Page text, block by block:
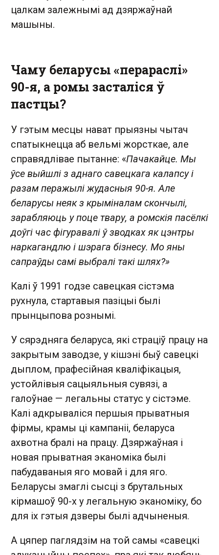
цалкам залежнымі ад дзяржаўнай
машыны.
Чаму беларусы «перараслі»
90-я, а ромы засталіся ў
пастцы?
У гэтым месцы нават прыязны чытач
спатыкнецца аб вельмі жорсткае, але
справядлівае пытанне: «Пачакайце. Мы
ўсе выйшлі з аднаго савецкага калапсу і
разам перажылі жудасныя 90-я. Але
беларусы неяк з крыміналам скончылі,
зарабляюць у поце твару, а ромскія пасёлкі
доўгі час фігуравалі ў зводках як цэнтры
наркагандлю і шэрага бізнесу. Мо яны
сапраўды самі выбралі такі шлях?»
Калі ў 1991 годзе савецкая сістэма
рухнула, стартавыя пазіцыі былі
прынцыпова рознымі.
У сярэдняга беларуса, які страціў працу на
закрытым заводзе, у кішэні быў савецкі
дыплом, прафесійная кваліфікацыя,
устойлівыя сацыяльныя сувязі, а
галоўнае — легальны статус у сістэме.
Калі адкрываліся першыя прыватныя
фірмы, крамы ці кампаніі, беларуса
ахвотна бралі на працу. Дзяржаўная і
новая прыватная эканоміка былі
пабудаваныя яго мовай і для яго.
Беларусы змаглі сысці з брутальных
кірмашоў 90-х у легальную эканоміку, бо
для іх гэтыя дзверы былі адчыненыя.
А цяпер паглядзім на той самы «савецкі